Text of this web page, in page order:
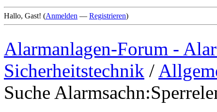
Hallo, Gast! (Anmelden — Registrieren)
Alarmanlagen-Forum -
Sicherheitstechnik /
Suche